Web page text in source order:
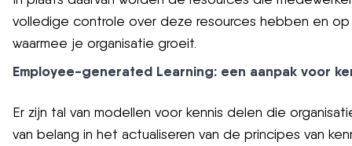
volledige controle over deze resources hebben en op
waarmee je organisatie groeit.
Employee-generated Learning: een aanpak voor
Er zijn tal van modellen voor kennis delen die
van belang in het actualiseren van de principes van